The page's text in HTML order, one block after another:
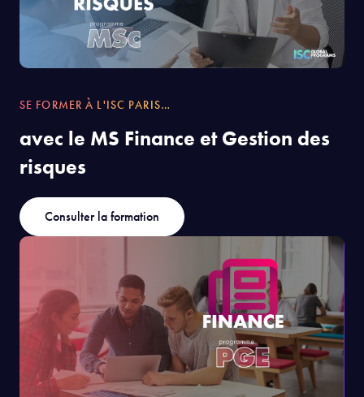
SE FORMER À L'ISC PARIS…
avec le MS Finance et Gestion des
risques
Consulter la formation